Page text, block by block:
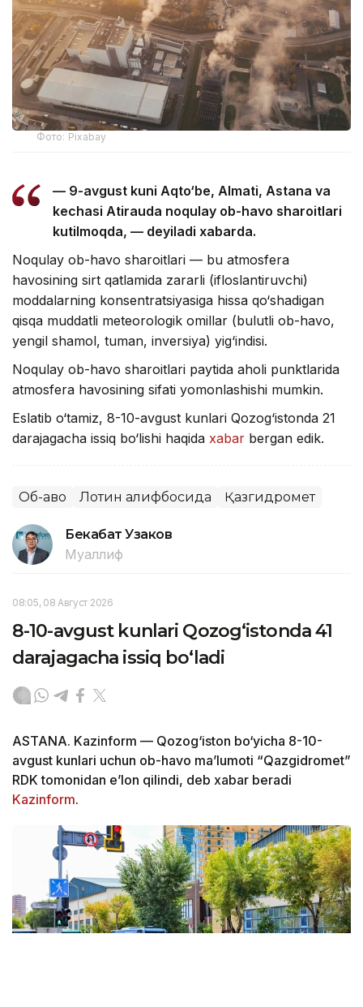
Фото: Pixabay
— 9-avgust kuni Aqto‘be, Almati, Astana va
kechasi Atirauda noqulay ob-havo sharoitlari
kutilmoqda, — deyiladi xabarda.
Noqulay ob-havo sharoitlari — bu atmosfera
havosining sirt qatlamida zararli (ifloslantiruvchi)
moddalarning konsentratsiyasiga hissa qo‘shadigan
qisqa muddatli meteorologik omillar (bulutli ob-havo,
yengil shamol, tuman, inversiya) yig‘indisi.
Noqulay ob-havo sharoitlari paytida aholi punktlarida
atmosfera havosining sifati yomonlashishi mumkin.
Eslatib o‘tamiz, 8-10-avgust kunlari Qozog‘istonda 21
darajagacha issiq bo‘lishi haqida xabar bergan edik.
Об-ҳаво Лотин алифбосида Қазгидромет
Бекабат Узаков
Муаллиф
08:05, 08 Август 2026
8-10-avgust kunlari Qozog‘istonda 41
darajagacha issiq bo‘ladi
ASTANA. Kazinform — Qozog‘iston bo‘yicha 8-10-
avgust kunlari uchun ob-havo ma’lumoti “Qazgidromet”
RDK tomonidan e’lon qilindi, deb xabar beradi
Kazinform.